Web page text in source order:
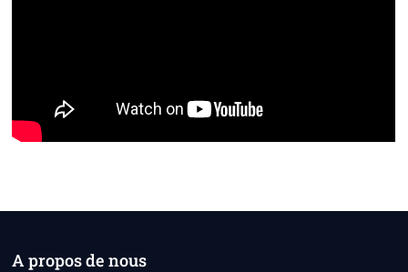
A propos de nous